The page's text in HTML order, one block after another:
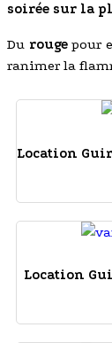
soirée sur la
Du rougepour
ranimer la
Location
Location